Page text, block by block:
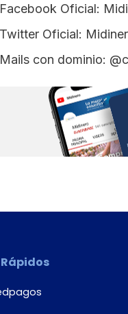
Facebook Oficial:
Twitter Oficial:
Mails con dominio: